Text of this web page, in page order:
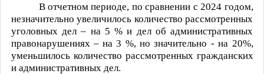
В отчетном периоде, по сравнении с 2024 годом,
незначительно увеличилось количество рассмотренных
уголовных дел – на 5 % и дел об административных
правонарушениях – на 3 %, но значительно - на 20%,
уменьшилось количество рассмотренных гражданских
и административных дел.